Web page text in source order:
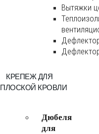
Вытяжки
КРЕПЕЖ ДЛЯ
ПЛОСКОЙ КРОВЛИ
Дюбеля
для